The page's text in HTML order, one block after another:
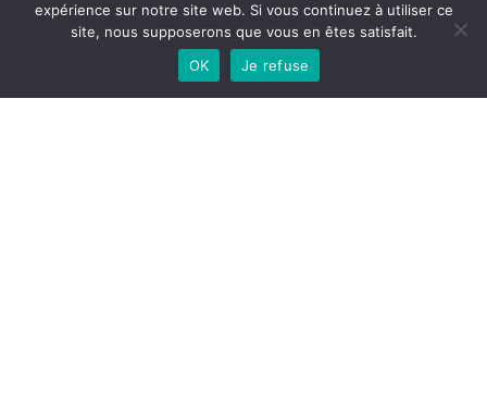
expérience sur notre site web. Si vous continuez à utiliser ce
site, nous supposerons que vous en êtes satisfait.
OK
Je refuse